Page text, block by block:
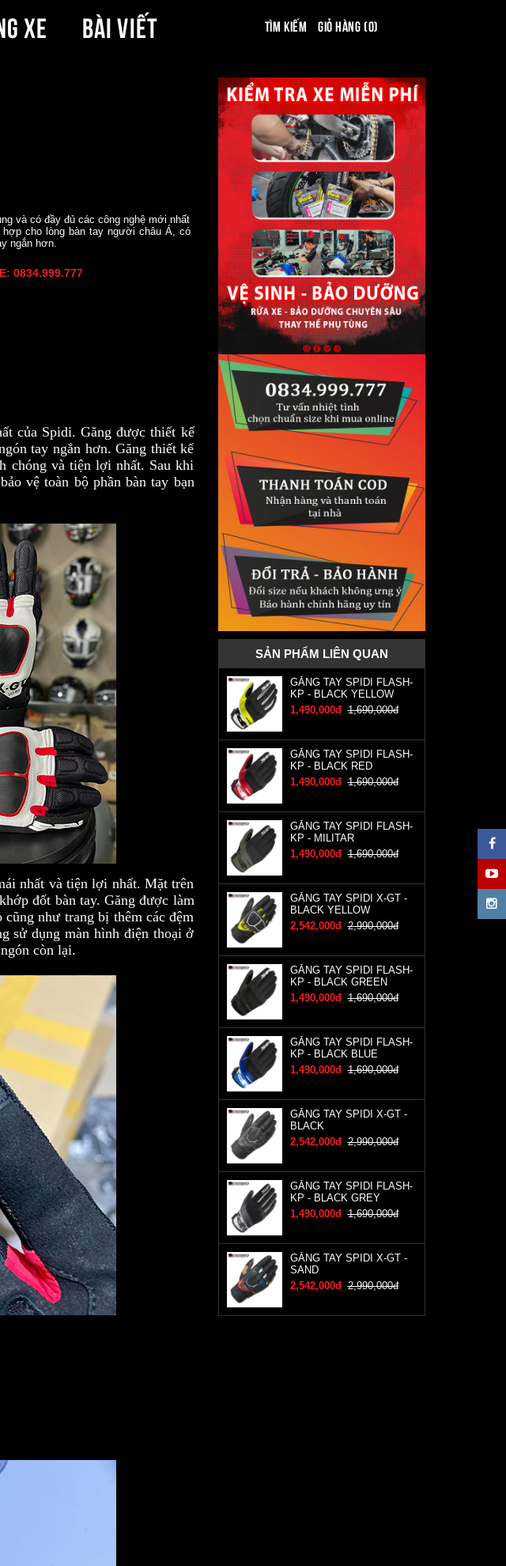
XE BÀI VIẾT Tìm kiếm Giỏ hàng (0)
và có đầy đủ các công nghệ mới nhất
cho lòng bàn tay người châu Á, có
ngắn hơn.
0834.999.777
của Spidi. Găng được thiết kế
tay ngắn hơn. Găng thiết kế
chóng và tiện lợi nhất. Sau khi
vệ toàn bộ phần bàn tay bạn
nhất và tiện lợi nhất. Mặt trên
đốt bàn tay. Găng được làm
như trang bị thêm các đệm
sử dụng màn hình điện thoại ở
còn lại.
SẢN PHẨM LIÊN QUAN
GĂNG TAY SPIDI FLASH-
KP - BLACK YELLOW
1,490,000đ 1,690,000đ
GĂNG TAY SPIDI FLASH-
KP - BLACK RED
1,490,000đ 1,690,000đ
GĂNG TAY SPIDI FLASH-
KP - MILITAR
1,490,000đ 1,690,000đ
GĂNG TAY SPIDI X-GT -
BLACK YELLOW
2,542,000đ 2,990,000đ
GĂNG TAY SPIDI FLASH-
KP - BLACK GREEN
1,490,000đ 1,690,000đ
GĂNG TAY SPIDI FLASH-
KP - BLACK BLUE
1,490,000đ 1,690,000đ
GĂNG TAY SPIDI X-GT -
BLACK
2,542,000đ 2,990,000đ
GĂNG TAY SPIDI FLASH-
KP - BLACK GREY
1,490,000đ 1,690,000đ
GĂNG TAY SPIDI X-GT -
SAND
2,542,000đ 2,990,000đ